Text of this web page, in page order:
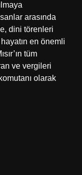
arasında
dini törenleri
en önemli
tüm
ve vergileri
olarak